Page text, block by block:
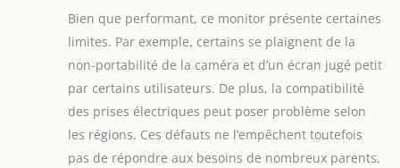
Bien que performant, ce monitor présente certaines
limites. Par exemple, certains se plaignent de la
non-portabilité de la caméra et d’un écran jugé petit
par certains utilisateurs. De plus, la compatibilité
des prises électriques peut poser problème selon
les régions. Ces défauts ne l’empêchent toutefois
pas de répondre aux besoins de nombreux parents,